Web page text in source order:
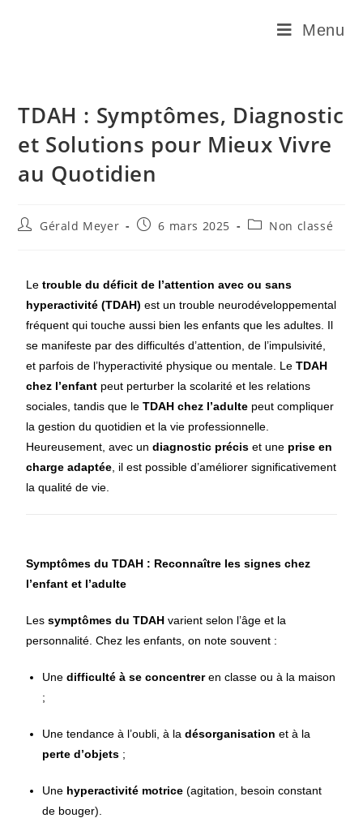
Menu
TDAH : Symptômes, Diagnostic
et Solutions pour Mieux Vivre
au Quotidien
Gérald Meyer 6 mars 2025 Non classé
Letrouble du déficit de l’attention avec ou sans
hyperactivité (TDAH) est un trouble neurodéveloppemental
fréquent qui touche aussi bien les enfants que les adultes. Il
se manifeste par des difficultés d’attention, de l’impulsivité,
et parfois de l’hyperactivité physique ou mentale. LeTDAH
chez l’enfant peut perturber la scolarité et les relations
sociales, tandis que leTDAH chez l’adulte peut compliquer
la gestion du quotidien et la vie professionnelle.
Heureusement, avec undiagnostic précis et une prise en
charge adaptée , il est possible d’améliorer significativement
la qualité de vie.
Symptômes du TDAH : Reconnaître les signes chez
l’enfant et l’adulte
Lessymptômes du TDAH varient selon l’âge et la
personnalité. Chez les enfants, on note souvent :
Unedifficulté à se concentreren classe ou à la maison
;
Une tendance à l’oubli, à ladésorganisation et à la
perte d’objets ;
Une hyperactivité motrice (agitation, besoin constant
de bouger).